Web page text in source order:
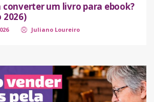
um livro para ebook?
Juliano Loureiro